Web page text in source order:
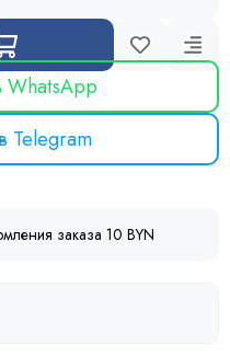
Telegram
заказа 10 BYN